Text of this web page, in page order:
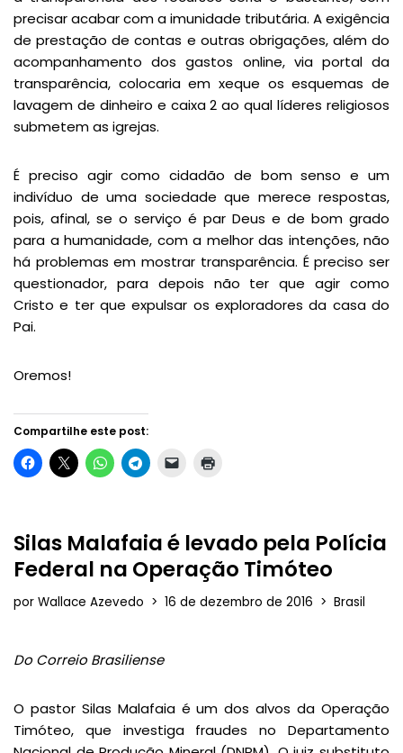
precisar acabar com a imunidade tributária. A exigência
de prestação de contas e outras obrigações, além do
acompanhamento dos gastos online, via portal da
transparência, colocaria em xeque os esquemas de
lavagem de dinheiro e caixa 2 ao qual líderes religiosos
submetem as igrejas.
É preciso agir como cidadão de bom senso e um
indivíduo de uma sociedade que merece respostas,
pois, afinal, se o serviço é par Deus e de bom grado
para a humanidade, com a melhor das intenções, não
há problemas em mostrar transparência. É preciso ser
questionador, para depois não ter que agir como
Cristo e ter que expulsar os exploradores da casa do
Pai.
Oremos!
Compartilhe este post:
Silas Malafaia é levado pela Polícia
Federal na Operação Timóteo
por Wallace Azevedo 16 de dezembro de 2016 Brasil
Do Correio Brasiliense
O pastor Silas Malafaia é um dos alvos da Operação
Timóteo, que investiga fraudes no Departamento